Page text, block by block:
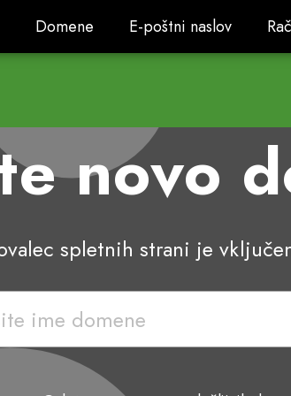
Domene
Domene E-poštni naslov
E-poštni naslov
novo
spletnih strani je